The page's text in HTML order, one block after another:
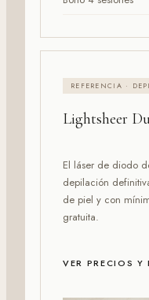
REFERENCIA ·
Lightsheer
El láser de diodo
depilación
de piel y con
gratuita.
VER PRECIOS